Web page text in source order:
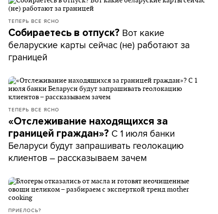
ТЕПЕРЬ ВСЕ ЯСНО
Собираетесь в отпуск? Вот какие
беларуские карты сейчас (не) работают за
границей
ТЕПЕРЬ ВСЕ ЯСНО
«Отслеживание находящихся за
границей граждан»? С 1 июля банки
Беларуси будут запрашивать геолокацию
клиентов – рассказываем зачем
ПРИЕЛОСЬ?